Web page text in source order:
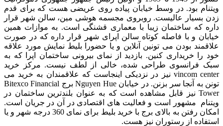
ویتنام بود. در وسط خیابان پیاده روی عریضی هست که برای قدم
زدن بسیار عالیست. روبروی مجسمه هوشی مین، سالن شهر قرار
داره که ساختمان زیبا با معماری قشنگی است. به موازات همین
خیابان و با فاصله کوتاه سالن اپرای شهر قرار داره که در صورت
علاقمند بودن می تونین آنلاین و یا حضورا بلیط نمایش مورد علاقه
خود را خریداری کنین. بازدید از نمای بیرونی ساختمان اپرا که به
سبک فرانسوی طراحی شده، خالی از لطف نیست. مرکز خرید
vincom center نیز در نزدیکی اینجاست که علاقمندان به خرید می
تونن به آنجا سر بزنن. در خیابان Nguyen Hue برج Bitexco Financial
Tower نیز قابل مشاهده است که به عنوان بلندترین ساختمان در
ویتنام مشهور است و فعالیت های اقتصادی در آن در جریان است.
امکان رفتن به بالای برج با خرید بلیط برای نمای 360 درجه شهر و یا
استفاده از رستوران نیز هست.